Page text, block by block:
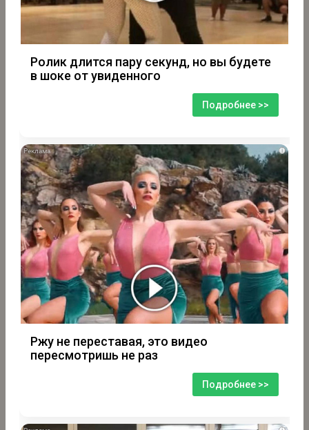
Ролик длится пару секунд, но вы будете
в шоке от увиденного
Подробнее >>
i
Ржу не переставая, это видео
пересмотришь не раз
Подробнее >>